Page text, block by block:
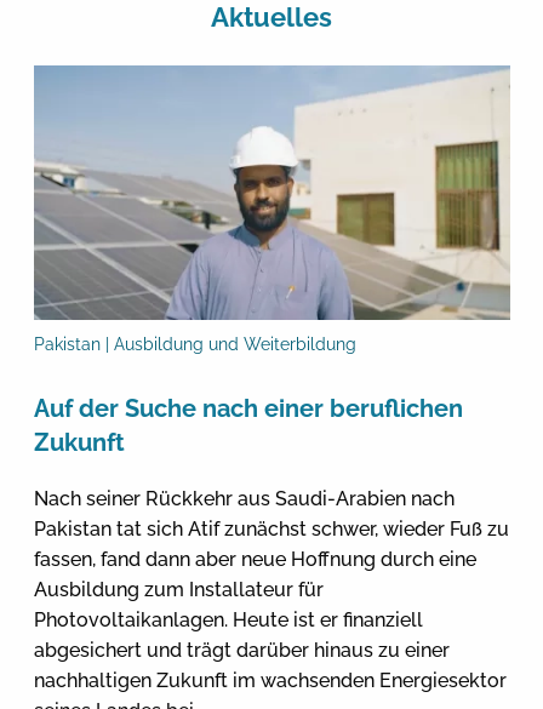
Aktuelles
Pakistan | Ausbildung und Weiterbildung
Auf der Suche nach einer beruflichen
Zukunft
Nach seiner Rückkehr aus Saudi-Arabien nach
Pakistan tat sich Atif zunächst schwer, wieder Fuß zu
fassen, fand dann aber neue Hoffnung durch eine
Ausbildung zum Installateur für
Photovoltaikanlagen. Heute ist er finanziell
abgesichert und trägt darüber hinaus zu einer
nachhaltigen Zukunft im wachsenden Energiesektor